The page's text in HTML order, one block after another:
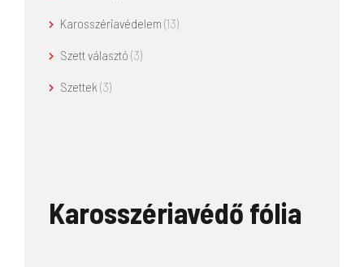
Karosszériavédelem (13)
Szett választó (3)
Szettek (3)
Karosszériavédő fólia